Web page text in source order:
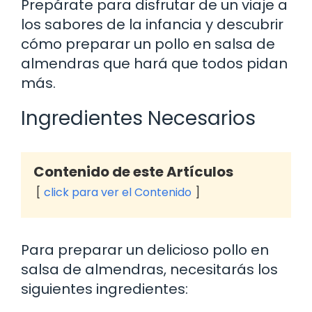
Prepárate para disfrutar de un viaje a
los sabores de la infancia y descubrir
cómo preparar un pollo en salsa de
almendras que hará que todos pidan
más.
Ingredientes Necesarios
Contenido de este Artículos
click para ver el Contenido
Para preparar un delicioso pollo en
salsa de almendras, necesitarás los
siguientes ingredientes: